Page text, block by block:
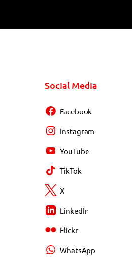
Social Media
Facebook
Instagram
YouTube
TikTok
X
LinkedIn
Flickr
WhatsApp